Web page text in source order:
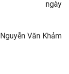
ngày
Văn Khảm